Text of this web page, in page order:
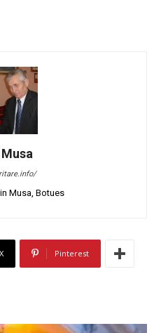
Musa, Botues
X Pinterest